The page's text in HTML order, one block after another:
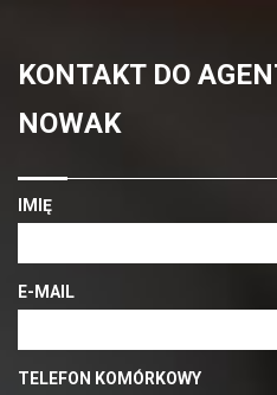
KONTAKT DO
NOWAK
IMIĘ
E-MAIL
TELEFON KOMÓRKOWY